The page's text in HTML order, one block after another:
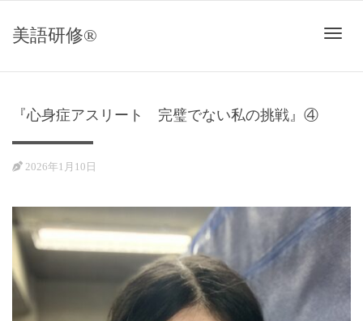
ゲ
美語研修®
『心身症アスリート 完璧でない私の挑戦』④
2026年1月10日